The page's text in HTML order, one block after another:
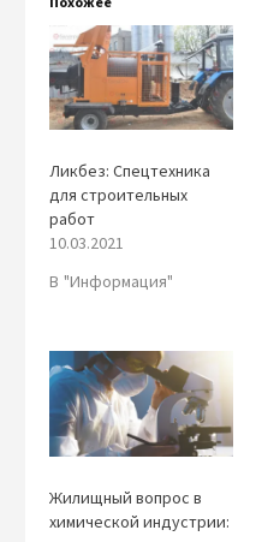
Ликбез: Спецтехника
для строительных
работ
10.03.2021
В "Информация"
Жилищный вопрос в
химической индустрии: